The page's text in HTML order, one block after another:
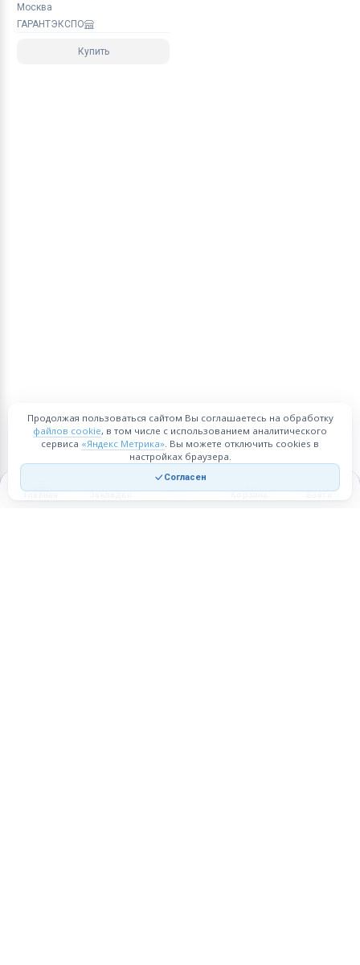
Москва
ГАРАНТЭКСПО
Купить
Главная Закладки Корзина Войти
Продолжая пользоваться сайтом Вы соглашаетесь на обработку
файлов cookie, в том числе с использованием аналитического
сервиса «Яндекс Метрика». Вы можете отключить cookies в
настройках браузера.
Согласен